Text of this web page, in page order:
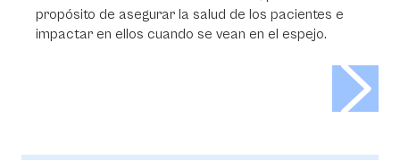
propósito de asegurar la salud de los pacientes e
impactar en ellos cuando se vean en el espejo.